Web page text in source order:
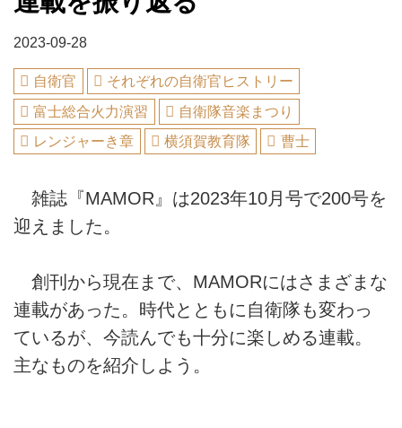
2023-09-28
自衛官
それぞれの自衛官ヒストリー
富士総合火力演習
自衛隊音楽まつり
レンジャーき章
横須賀教育隊 曹士
雑誌『MAMOR』は2023年10月号で200号を
迎えました。
創刊から現在まで、MAMORにはさまざまな
連載があった。時代とともに自衛隊も変わっ
ているが、今読んでも十分に楽しめる連載。
主なものを紹介しよう。